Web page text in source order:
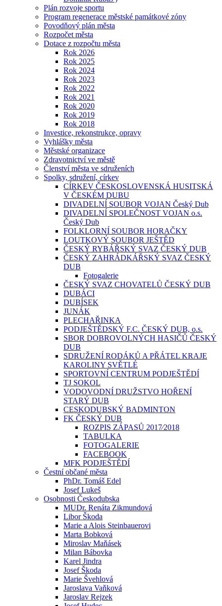
Plán rozvoje sportu
Program regenerace městské památkové zóny
Povodňový plán města
Rozpočet města
Dotace z rozpočtu města
Rok 2026
Rok 2025
Rok 2024
Rok 2023
Rok 2022
Rok 2021
Rok 2020
Rok 2019
Rok 2018
Investice, rekonstrukce, opravy
Vyhlášky města
Městské organizace
Zdravotnictví ve městě
Členství města ve sdruženích
Spolky, sdružení, církev
CÍRKEV ČESKOSLOVENSKÁ HUSITSKÁ
V ČESKÉM DUBU
DIVADELNÍ SOUBOR VOJAN Český Dub
DIVADELNÍ SPOLEČNOST VOJAN o.s.
Český Dub
FOLKLORNÍ SOUBOR HORAČKY
LOUTKOVÝ SOUBOR JEŠTĚD
ČESKÝ RYBÁŘSKÝ SVAZ ČESKÝ DUB
ČESKÝ ZAHRÁDKÁŘSKÝ SVAZ ČESKÝ
DUB
Fotogalerie
ČESKÝ SVAZ CHOVATELŮ ČESKÝ DUB
DUBÁCI
DUBÍSEK
JUNÁK
PLECHAŘINKA
PODJEŠTĚDSKÝ F.C. ČESKÝ DUB, o.s.
SBOR DOBROVOLNÝCH HASIČŮ ČESKÝ
DUB
SDRUŽENÍ RODÁKŮ A PŘÁTEL KRAJE
KAROLINY SVĚTLÉ
SPORTOVNÍ CENTRUM PODJEŠTĚDÍ
TJ SOKOL
VODOVODNÍ DRUŽSTVO HOŘENÍ
STARÝ DUB
CESKODUBSKÝ BADMINTON
FK ČESKÝ DUB
ROZPIS ZÁPASŮ 2017⁄2018
TABULKA
FOTOGALERIE
FACEBOOK
MFK PODJEŠTĚDÍ
Čestní občané města
PhDr. Tomáš Edel
Josef Lukeš
Osobnosti Českodubska
MUDr. Renáta Zikmundová
Libor Škoda
Marie a Alois Steinbauerovi
Marta Bobková
Miroslav Maňásek
Milan Bábovka
Karel Jindra
Josef Škoda
Marie Švehlová
Jaroslava Vaňková
Jaroslav Rejzek